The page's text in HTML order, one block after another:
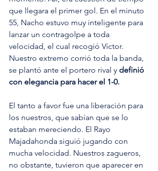
que llegara el primer gol. En el minuto
55, Nacho estuvo muy inteligente para
lanzar un contragolpe a toda
velocidad, el cual recogió Víctor.
Nuestro extremo corrió toda la banda,
se plantó ante el portero rival y definió
con elegancia para hacer el 1-0.
El tanto a favor fue una liberación para
los nuestros, que sabían que se lo
estaban mereciendo. El Rayo
Majadahonda siguió jugando con
mucha velocidad. Nuestros zagueros,
no obstante, tuvieron que aparecer en